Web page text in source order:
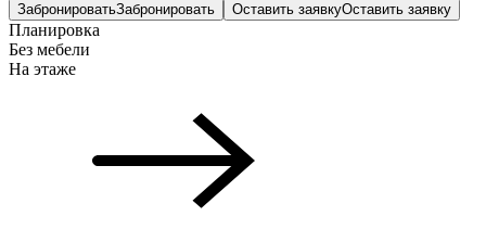
ЗабронироватьЗабронировать Оставить заявкуОставить заявку
Планировка
Без мебели
На этаже